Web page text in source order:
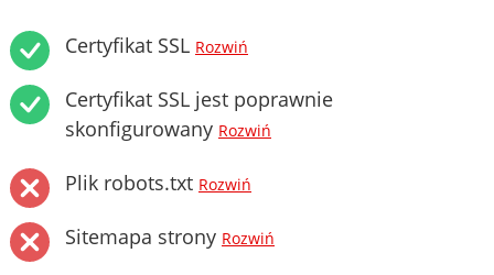
Certyfikat SSL Rozwiń
Certyfikat SSL jest poprawnie
skonfigurowany Rozwiń
Plik robots.txt Rozwiń
Sitemapa strony Rozwiń